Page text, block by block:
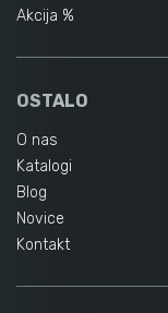
Akcija %
OSTALO
O nas
Katalogi
Blog
Novice
Kontakt